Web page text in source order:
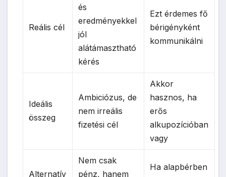
Reális cél
és
eredményekkel
jól
alátámasztható
kérés
Ezt érdemes fő
bérigényként
kommunikálni
Ideális
összeg
Ambiciózus, de
nem irreális
fizetési cél
Akkor
hasznos, ha
erős
alkupozícióban
vagy
Alternatív
Nem csak
pénz, hanem
Ha alapbérben